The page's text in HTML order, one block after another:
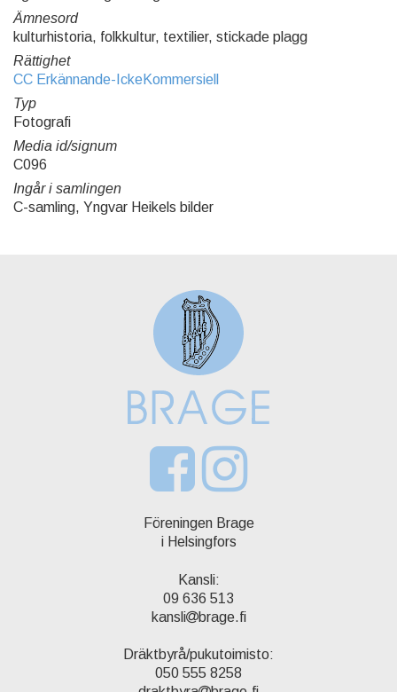
Ämnesord
kulturhistoria, folkkultur, textilier, stickade plagg
Rättighet
CC Erkännande-IckeKommersiell
Typ
Fotografi
Media id/signum
C096
Ingår i samlingen
C-samling, Yngvar Heikels bilder
Föreningen Brage
i Helsingfors
Kansli:
09 636 513
kansli
brage.fi
Dräktbyrå/pukutoimisto:
050 555 8258